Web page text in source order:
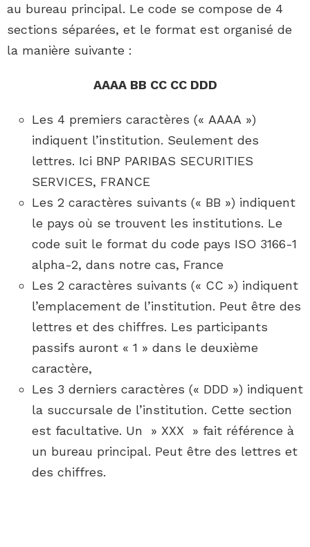
au bureau principal. Le code se compose de 4
sections séparées, et le format est organisé de
la manière suivante :
AAAA BB CC CC DDD
Les 4 premiers caractères (« AAAA »)
indiquent l’institution. Seulement des
lettres. Ici BNP PARIBAS SECURITIES
SERVICES, FRANCE
Les 2 caractères suivants (« BB ») indiquent
le pays où se trouvent les institutions. Le
code suit le format du code pays ISO 3166-1
alpha-2, dans notre cas, France
Les 2 caractères suivants (« CC ») indiquent
l’emplacement de l’institution. Peut être des
lettres et des chiffres. Les participants
passifs auront « 1 » dans le deuxième
caractère,
Les 3 derniers caractères (« DDD ») indiquent
la succursale de l’institution. Cette section
est facultative. Un » XXX » fait référence à
un bureau principal. Peut être des lettres et
des chiffres.